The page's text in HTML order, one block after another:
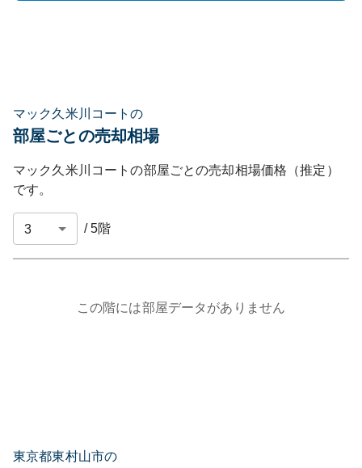
マック久米川コートの
部屋ごとの売却相場
マック久米川コートの部屋ごとの売却相場価格（推定）
です。
/5階
この階には部屋データがありません
東京都東村山市の